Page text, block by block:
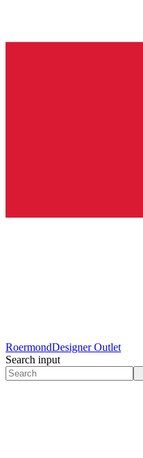
RoermondDesigner Outlet
Search input